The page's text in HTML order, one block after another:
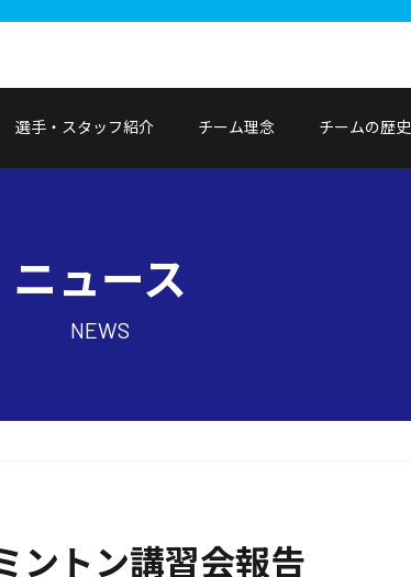
選手・スタッフ紹介 チーム理念 チームの歴史
ニュース
NEWS
ントン講習会報告